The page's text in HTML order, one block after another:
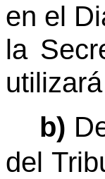
en el
la
b)
del